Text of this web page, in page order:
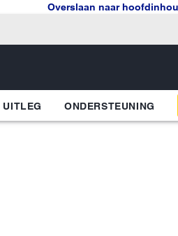
Overslaan naar
UITLEG ONDERSTEUNING